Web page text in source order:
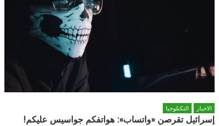
الاخبار التكنلوجيا
إسرائيل تقرصن «واتساب»: هواتفكم جواسيس عليكم!